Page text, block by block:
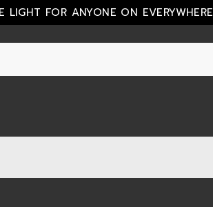
LIGHT FOR ANYONE ON EVERYWHERE